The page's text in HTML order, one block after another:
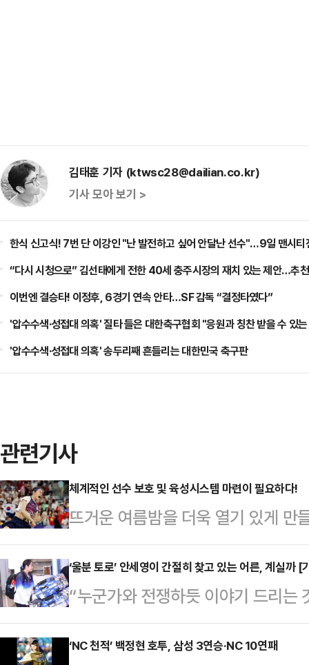
김태훈 기자 (ktwsc28@dailian.co.kr)
기사 모아 보기 >
한식 신고식! 7번 단 이강인 "난 발전하고 싶어 안달난 선수"…9일 맨시티
“다시 시청으로” 김선태에게 전한 40세 충주시장의 재치 있는 제안…추
이번엔 결승타! 이정후, 6경기 연속 안타…SF 감독 “결정타였다”
'압수수색·성접대 의혹' 질타 들은 대한축구협회 "응원과 칭찬 받을 수 있
'압수수색·성접대 의혹' 송두리째 흔들리는 대한민국 축구판
관련기사
체계적인 선수 보호 및 육성시스템 마련이 필요하다!
뜨거운 여름밤을 더욱 열기 있게 만
하며 우리 모두를 하나 되게 하였
마치며 막을 내렸다.역대 최소 규
를 훨씬 뛰어넘는 역대급 성적(금
성적 8위)은 그야말로 우리 선수단
에서도 선수와 지도자를 비롯한 체
‘울분 토로’ 안세영이 간절히 찾고 있는 어른, 계실까
“누군가와 전쟁하듯 이야기 드리는
임을 이해해주시기 바란다. 제가 하
고 해결해주시는 어른이 계시기를
‘NC 천적’ 백정현 호투, 삼성 3연승·NC 10연패